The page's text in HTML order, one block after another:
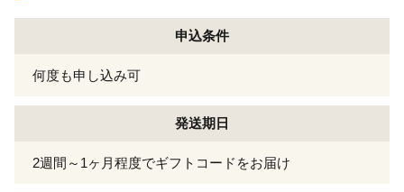
申込条件
何度も申し込み可
発送期日
2週間～1ヶ月程度でギフトコードをお届け